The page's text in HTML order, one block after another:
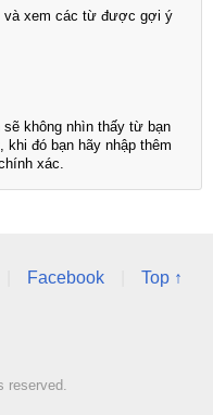
và xem các từ được gợi ý
sẽ không nhìn thấy từ bạn
đó bạn hãy nhập thêm
xác.
Facebook Top ↑
reserved.